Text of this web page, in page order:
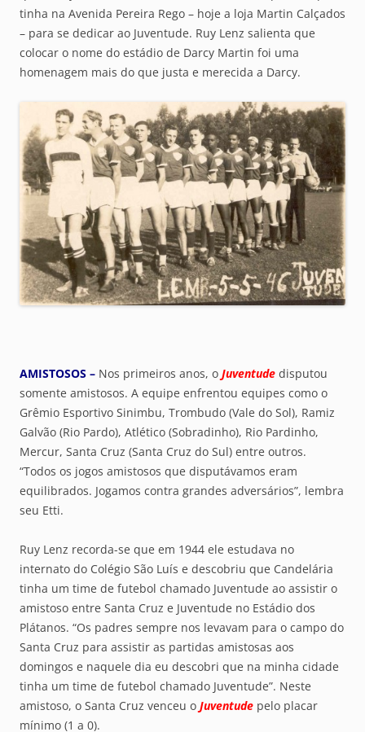
tinha na Avenida Pereira Rego – hoje a loja Martin Calçados
– para se dedicar ao Juventude. Ruy Lenz salienta que
colocar o nome do estádio de Darcy Martin foi uma
homenagem mais do que justa e merecida a Darcy.
AMISTOSOS – Nos primeiros anos, o Juventude disputou
somente amistosos. A equipe enfrentou equipes como o
Grêmio Esportivo Sinimbu, Trombudo (Vale do Sol), Ramiz
Galvão (Rio Pardo), Atlético (Sobradinho), Rio Pardinho,
Mercur, Santa Cruz (Santa Cruz do Sul) entre outros.
“Todos os jogos amistosos que disputávamos eram
equilibrados. Jogamos contra grandes adversários”, lembra
seu Etti.
Ruy Lenz recorda-se que em 1944 ele estudava no
internato do Colégio São Luís e descobriu que Candelária
tinha um time de futebol chamado Juventude ao assistir o
amistoso entre Santa Cruz e Juventude no Estádio dos
Plátanos. “Os padres sempre nos levavam para o campo do
Santa Cruz para assistir as partidas amistosas aos
domingos e naquele dia eu descobri que na minha cidade
tinha um time de futebol chamado Juventude”. Neste
amistoso, o Santa Cruz venceu o Juventude pelo placar
mínimo (1 a 0).